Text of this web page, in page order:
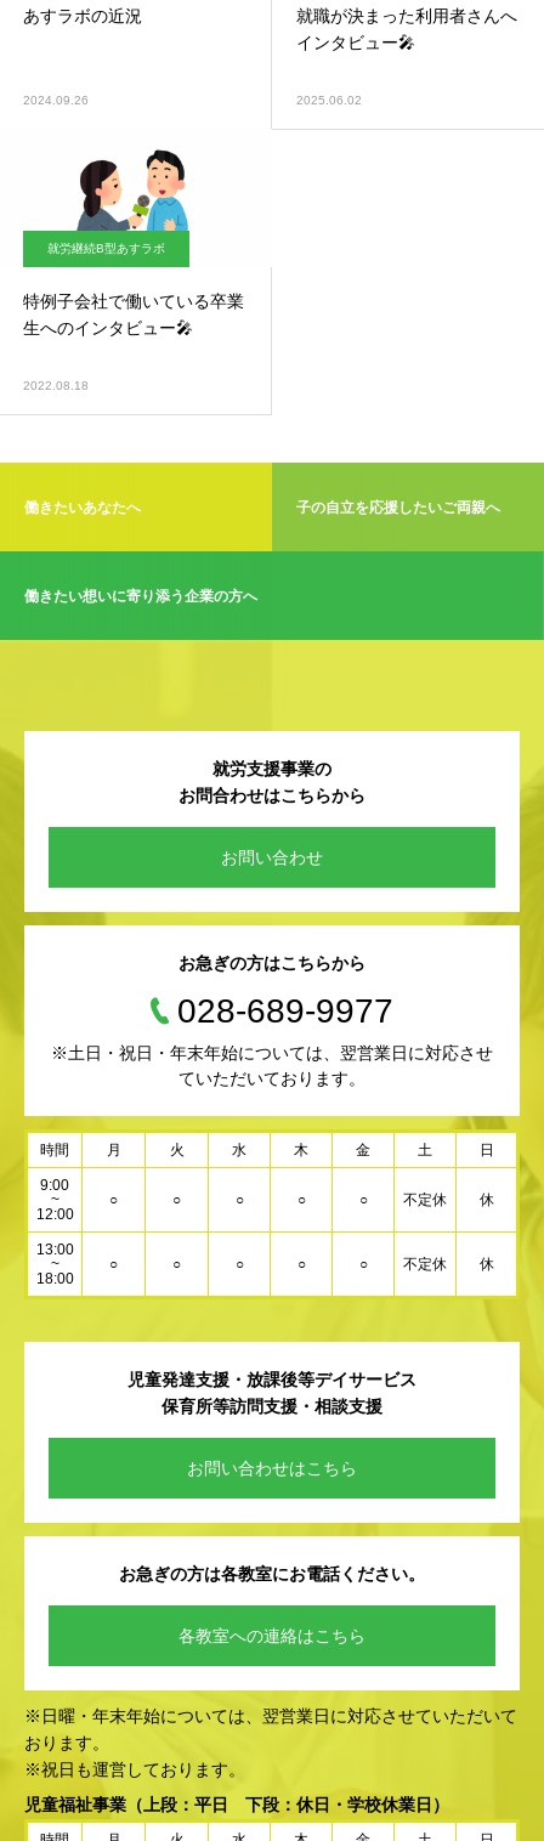
あすラボの近況
2024.09.26
就職が決まった利用者さんへ
インタビュー🎤
2025.06.02
就労継続B型あすラボ
特例子会社で働いている卒業
生へのインタビュー🎤
2022.08.18
働きたいあなたへ 子の自立を応援したいご両親へ
働きたい想いに寄り添う企業の方へ
就労支援事業の
お問合わせはこちらから
お問い合わせ
お急ぎの方はこちらから
028-689-9977
※土日・祝日・年末年始については、翌営業日に対応させ
ていただいております。
時間 月 火 水 木 金 土 日
9:00
~
12:00
○ ○ ○ ○ ○ 不定休 休
13:00
~
18:00
○ ○ ○ ○ ○ 不定休 休
児童発達支援・放課後等デイサービス
保育所等訪問支援・相談支援
お問い合わせはこちら
お急ぎの方は各教室にお電話ください。
各教室への連絡はこちら
※日曜・年末年始については、翌営業日に対応させていただいて
おります。
※祝日も運営しております。
児童福祉事業 （上段：平日 下段：休日・学校休業日）